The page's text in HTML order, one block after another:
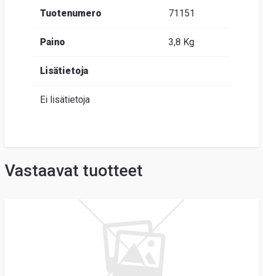
Tuotenumero 71151
Paino 3,8 Kg
Lisätietoja
Ei lisätietoja
Vastaavat tuotteet